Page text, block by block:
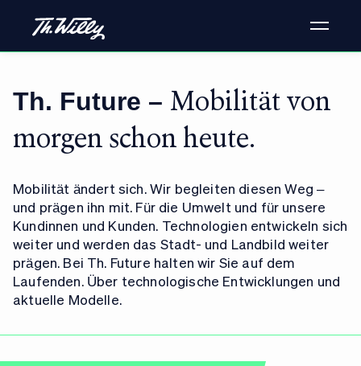
Th. Future – Mobilität von
morgen schon heute.
Mobilität ändert sich. Wir begleiten diesen Weg –
und prägen ihn mit. Für die Umwelt und für unsere
Kundinnen und Kunden. Technologien entwickeln sich
weiter und werden das Stadt- und Landbild weiter
prägen. Bei Th. Future halten wir Sie auf dem
Laufenden. Über technologische Entwicklungen und
aktuelle Modelle.